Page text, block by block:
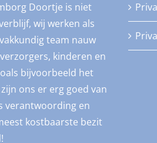
Doortje is niet
wij werken als
team nauw
kinderen en
bijvoorbeeld het
ons er erg goed van
verantwoording en
kostbaarste bezit